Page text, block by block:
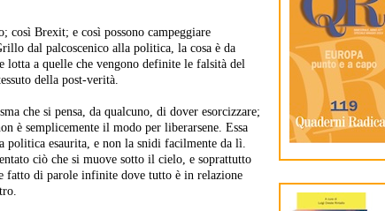
così Brexit; e così possono campeggiare
dal palcoscenico alla politica, la cosa è da
lotta a quelle che vengono definite le falsità del
della post-verità.
che si pensa, da qualcuno, di dover esorcizzare;
è semplicemente il modo per liberarsene. Essa
politica esaurita, e non la snidi facilmente da lì.
ciò che si muove sotto il cielo, e soprattutto
fatto di parole infinite dove tutto è in relazione